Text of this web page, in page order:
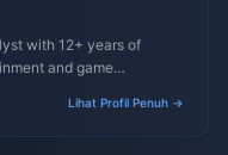
with 12+ years of
and game
Lihat Profil Penuh →